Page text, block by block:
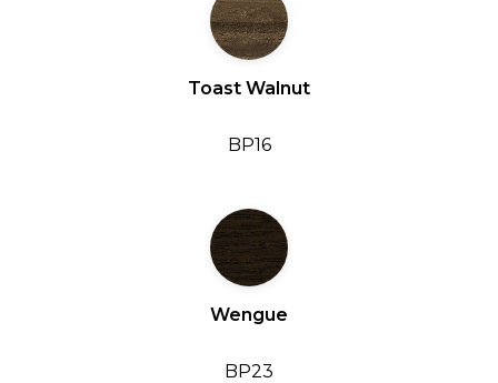
Toast Walnut
BP16
Wengue
BP23